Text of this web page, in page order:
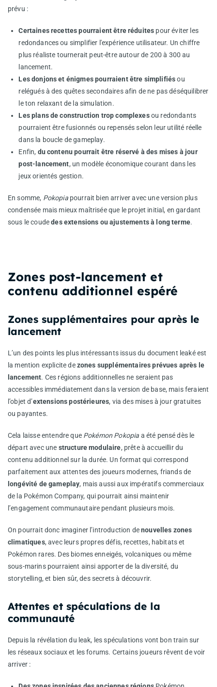
prévu :
Certaines recettes pourraient être réduites pour éviter les
redondances ou simplifier l'expérience utilisateur. Un chiffre
plus réaliste tournerait peut-être autour de 200 à 300 au
lancement.
Les donjons et énigmes pourraient être simplifiésou
relégués à des quêtes secondaires afin de ne pas déséquilibrer
le ton relaxant de la simulation.
Les plans de construction trop complexesou redondants
pourraient être fusionnés ou repensés selon leur utilité réelle
dans la boucle de gameplay.
Enfin, du contenu pourrait être réservé à des mises à jour
post-lancement, un modèle économique courant dans les
jeux orientés gestion.
En somme, Pokopiapourrait bien arriver avec une version plus
condensée mais mieux maîtrisée que le projet initial, en gardant
sous le coudedes extensions ou ajustements à long terme.
Zones post‑lancement et
contenu additionnel espéré
Zones supplémentaires pour après le
lancement
L’un des points les plus intéressants issus du document leaké est
la mention explicite dezones supplémentaires prévues après le
lancement. Ces régions additionnelles ne seraient pas
accessibles immédiatement dans la version de base, mais feraient
l’objet d’extensions postérieures, via des mises à jour gratuites
ou payantes.
Cela laisse entendre que Pokémon Pokopia a été pensé dès le
départ avec une structure modulaire, prête à accueillir du
contenu additionnel sur la durée. Un format qui correspond
parfaitement aux attentes des joueurs modernes, friands de
longévité de gameplay, mais aussi aux impératifs commerciaux
de la Pokémon Company, qui pourrait ainsi maintenir
l’engagement communautaire pendant plusieurs mois.
On pourrait donc imaginer l’introduction denouvelles zones
climatiques, avec leurs propres défis, recettes, habitats et
Pokémon rares. Des biomes enneigés, volcaniques ou même
sous-marins pourraient ainsi apporter de la diversité, du
storytelling, et bien sûr, des secrets à découvrir.
Attentes et spéculations de la
communauté
Depuis la révélation du leak, les spéculations vont bon train sur
les réseaux sociaux et les forums. Certains joueurs rêvent de voir
arriver :